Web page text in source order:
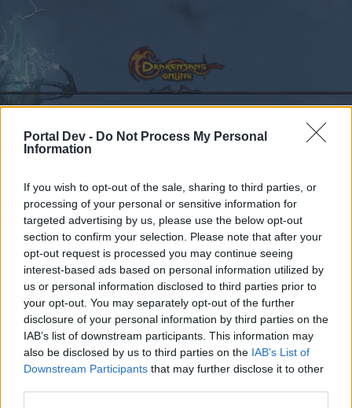
Portal Dev - Do Not Process My Personal
Information
If you wish to opt-out of the sale, sharing to third parties, or
processing of your personal or sensitive information for
targeted advertising by us, please use the below opt-out
section to confirm your selection. Please note that after your
opt-out request is processed you may continue seeing
interest-based ads based on personal information utilized by
us or personal information disclosed to third parties prior to
your opt-out. You may separately opt-out of the further
disclosure of your personal information by third parties on the
IAB’s list of downstream participants. This information may
also be disclosed by us to third parties on the IAB’s List of
Downstream Participants that may further disclose it to other
Foren ... Waldläufer Zeigt her eure Waldis
Mitglieder, denen der Beitrag #3038
gefällt
Liebe(r) Forum-Leser/in,
wenn Du in diesem Forum aktiv an den
Gesprächen teilnehmen oder eigene Themen
starten möchtest, musst Du Dich bitte zunächst im
Spiel einloggen. Falls Du noch keinen Spielaccount
Foren
Letzte Beiträge
Kalender